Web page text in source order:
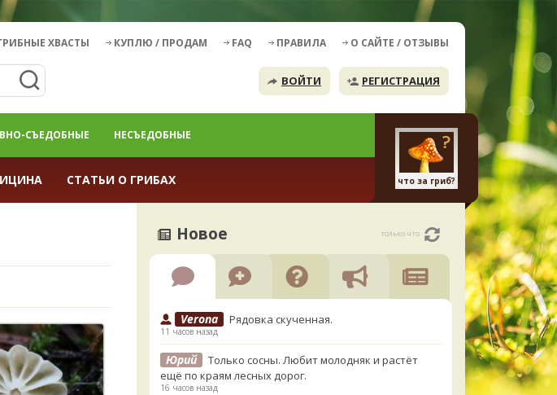
ХВАСТЫ КУПЛЮ / ПРОДАМ FAQ ПРАВИЛА О САЙТЕ / ОТЗЫВЫ
ВОЙТИ РЕГИСТРАЦИЯ
СЪЕДОБНЫЕ НЕСЪЕДОБНЫЕ
СТАТЬИ О ГРИБАХ что за гриб?
Новое только что
Verona Рядовка скученная.
11 часов назад
Юрий
Только сосны. Любит молодняк и растёт
ещё по краям лесных дорог.
16 часов назад